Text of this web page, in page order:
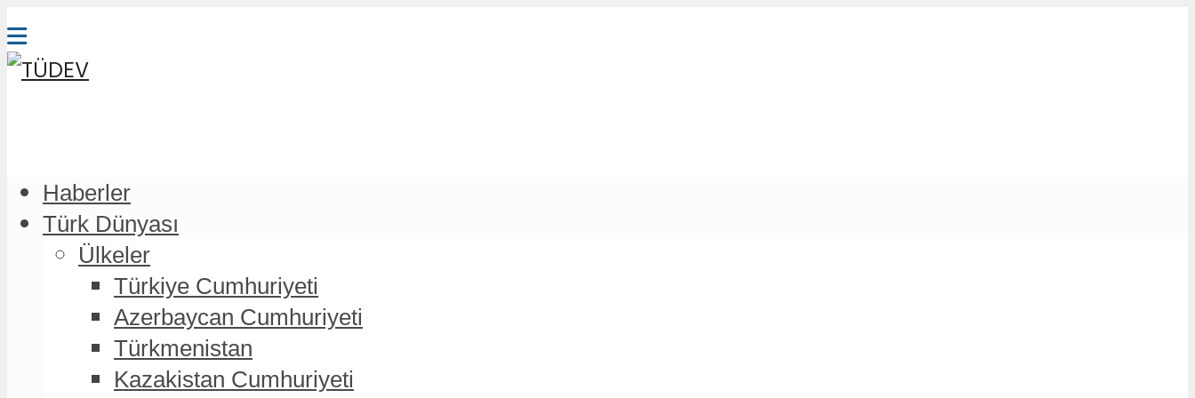
Haberler
Türk Dünyası
Ülkeler
Türkiye Cumhuriyeti
Azerbaycan Cumhuriyeti
Türkmenistan
Kazakistan Cumhuriyeti